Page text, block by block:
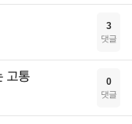
3
댓글
고통 0
댓글